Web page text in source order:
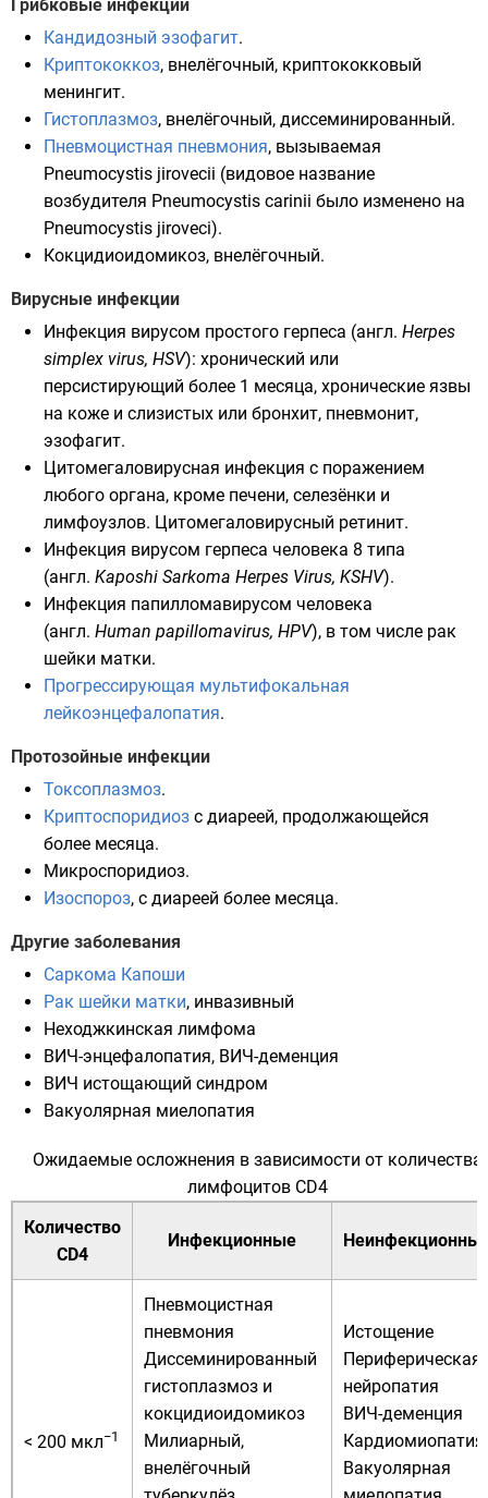
Грибковые инфекции
Кандидозный эзофагит.
Криптококкоз, внелёгочный, криптококковый
менингит.
Гистоплазмоз, внелёгочный, диссеминированный.
Пневмоцистная пневмония, вызываемая
Pneumocystis jirovecii (видовое название
возбудителя Pneumocystis carinii было изменено на
Pneumocystis jiroveci).
Кокцидиоидомикоз, внелёгочный.
Вирусные инфекции
Инфекция вирусом простого герпеса (англ. Herpes
simplex virus, HSV): хронический или
персистирующий более 1 месяца, хронические язвы
на коже и слизистых или бронхит, пневмонит,
эзофагит.
Цитомегаловирусная инфекция с поражением
любого органа, кроме печени, селезёнки и
лимфоузлов. Цитомегаловирусный ретинит.
Инфекция вирусом герпеса человека 8 типа
(англ. Kaposhi Sarkoma Herpes Virus, KSHV).
Инфекция папилломавирусом человека
(англ. Human papillomavirus, HPV), в том числе рак
шейки матки.
Прогрессирующая мультифокальная
лейкоэнцефалопатия.
Протозойные инфекции
Токсоплазмоз.
Криптоспоридиоз с диареей, продолжающейся
более месяца.
Микроспоридиоз.
Изоспороз, с диареей более месяца.
Другие заболевания
Саркома Капоши
Рак шейки матки, инвазивный
Неходжкинская лимфома
ВИЧ-энцефалопатия, ВИЧ-деменция
ВИЧ истощающий синдром
Вакуолярная миелопатия
Ожидаемые осложнения в зависимости от количества
лимфоцитов CD4
Количество
CD4
Инфекционные
< 200 мкл−1
Пневмоцистная
пневмония
Диссеминированный
гистоплазмоз и
кокцидиоидомикоз
Милиарный,
внелёгочный
Истощение
Периферическая
нейропатия
ВИЧ-деменция
Кардиомиопатия
Вакуолярная